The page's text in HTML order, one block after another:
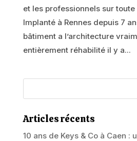
et les professionnels sur toute
Implanté à Rennes depuis 7
bâtiment a l’architecture
entièrement réhabilité il y a...
Articles récents
10 ans de Keys & Co à Caen :